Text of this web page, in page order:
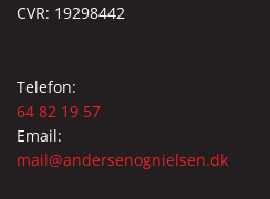
CVR: 19298442
Telefon:
64 82 19 57
Email:
mail@andersenognielsen.dk